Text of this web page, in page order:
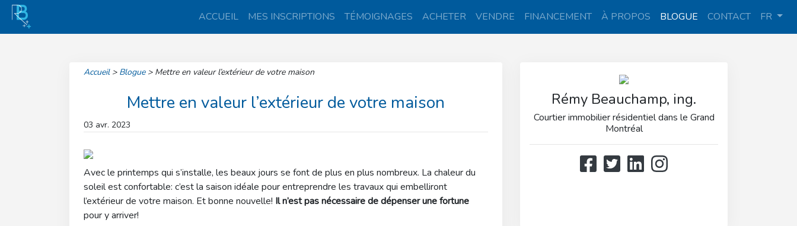
ACCUEIL MES INSCRIPTIONS TÉMOIGNAGES ACHETER VENDRE FINANCEMENT À PROPOS BLOGUE CONTACT FR
Accueil > Blogue > Mettre en valeur l’extérieur de votre maison
Mettre en valeur l’extérieur de votre maison
03 avr. 2023
Avec le printemps qui s’installe, les beaux jours se font de plus en plus nombreux. La chaleur du
soleil est confortable: c’est la saison idéale pour entreprendre les travaux qui embelliront
l’extérieur de votre maison. Et bonne nouvelle! Il n’est pas nécessaire de dépenser une fortune
pour y arriver!
Rémy Beauchamp, ing.
Courtier immobilier résidentiel dans le Grand
Montréal